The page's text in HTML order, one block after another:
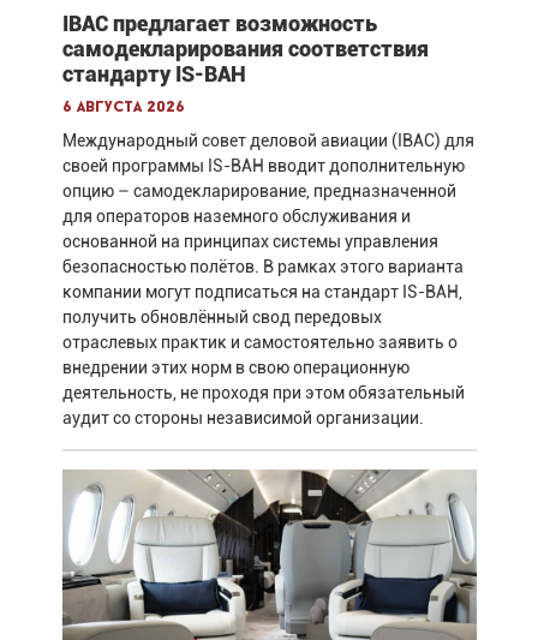
IBAC предлагает возможность
самодекларирования соответствия
стандарту IS-BAH
6 августа 2026
Международный совет деловой авиации (IBAC) для
своей программы IS-BAH вводит дополнительную
опцию – самодекларирование, предназначенной
для операторов наземного обслуживания и
основанной на принципах системы управления
безопасностью полётов. В рамках этого варианта
компании могут подписаться на стандарт IS-BAH,
получить обновлённый свод передовых
отраслевых практик и самостоятельно заявить о
внедрении этих норм в свою операционную
деятельность, не проходя при этом обязательный
аудит со стороны независимой организации.